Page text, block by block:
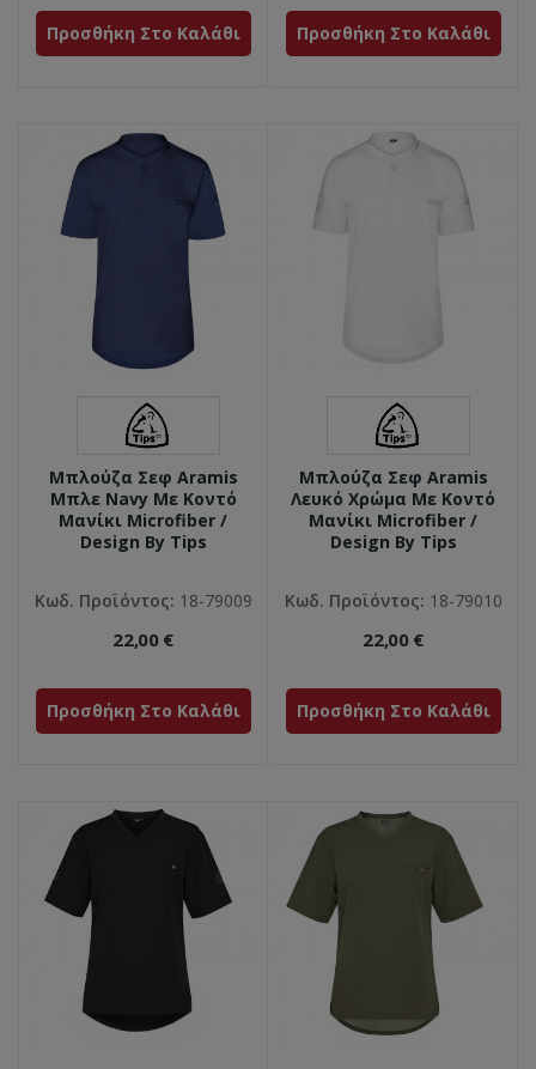
Προσθήκη Στο Καλάθι Προσθήκη Στο Καλάθι
Μπλούζα Σεφ Aramis
Μπλε Navy Με Κοντό
Μανίκι Microfiber /
Design By Tips
Κωδ. Προϊόντος: 18-79009
22,00 €
Προσθήκη Στο Καλάθι
Μπλούζα Σεφ Aramis
Λευκό Χρώμα Με Κοντό
Μανίκι Microfiber /
Design By Tips
Κωδ. Προϊόντος: 18-79010
22,00 €
Προσθήκη Στο Καλάθι